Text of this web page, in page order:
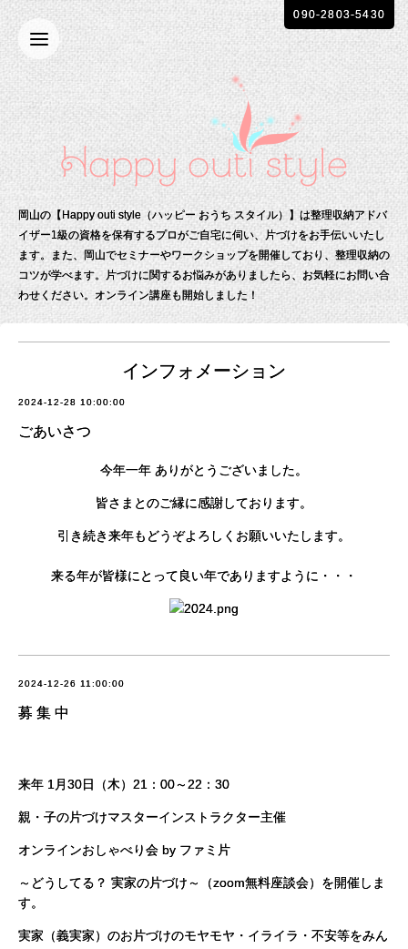
岡山の【Happy outi style（ハッピー おうち スタイル）】は整理収納アドバ
イザー1級の資格を保有するプロがご自宅に伺い、片づけをお手伝いいたし
ます。 また、岡山でセミナーやワークショップを開催しており、整理収納の
コツが学べます。 片づけに関するお悩みがありましたら、お気軽にお問い合
わせください。 オンライン講座も開始しました！
090-2803-5430
インフォメーション
2024-12-28 10:00:00
ごあいさつ
今年一年 ありがとうございました。
皆さまとのご縁に感謝しております。
引き続き来年もどうぞよろしくお願いいたします。
来る年が皆様にとって良い年でありますように・・・
2024-12-26 11:00:00
募 集 中
来年 1月30日（木）21：00～22：30
親・子の片づけマスターインストラクター主催
オンラインおしゃべり会 by ファミ片
～どうしてる？ 実家の片づけ～（zoom無料座談会）を開催しま
す。
実家（義実家）のお片づけのモヤモヤ・イライラ・不安等をみん